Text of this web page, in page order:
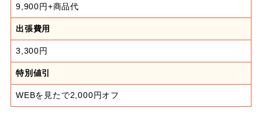
9,900円+商品代
出張費用
3,300円
特別値引
WEBを見たで2,000円オフ